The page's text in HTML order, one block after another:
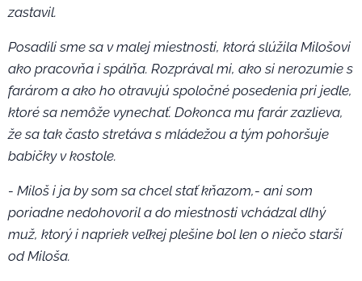
zastavil.
Posadili sme sa v malej miestnosti, ktorá slúžila Milošovi
ako pracovňa i spálňa. Rozprával mi, ako si nerozumie s
farárom a ako ho otravujú spoločné posedenia pri jedle,
ktoré sa nemôže vynechať. Dokonca mu farár zazlieva,
že sa tak často stretáva s mládežou a tým pohoršuje
babičky v kostole.
- Miloš i ja by som sa chcel stať kňazom,- ani som
poriadne nedohovoril a do miestnosti vchádzal dlhý
muž, ktorý i napriek veľkej plešine bol len o niečo starší
od Miloša.